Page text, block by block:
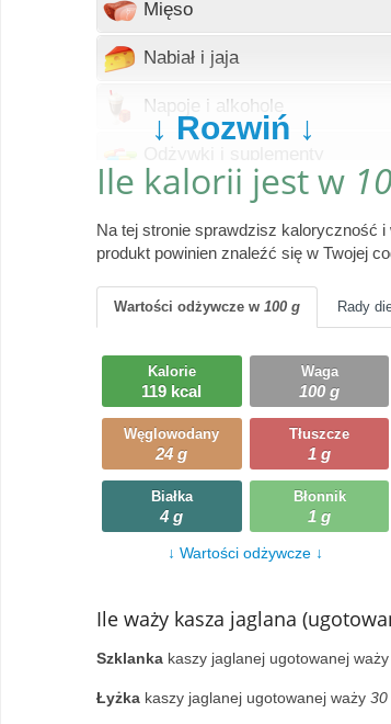
Mięso
Wczytywanie
Nabiał i jaja
Wczytywanie
Napoje i alkohole
Wczytywanie
Wczytywanie
Wczytywanie
Pieczywo
Wczytywanie
Produkty gotowe
Wczytywanie
Ryby i owoce morza
Wczytywanie
Słodycze, desery, ciasta
Wczytywanie
Warzywa
Wczytywanie
Wczytywanie
↓ Rozwiń ↓
Ile kalorii jest w
Na tej stronie sprawdzisz kaloryczność
produkt powinien znaleźć się w Twojej
Wartości odżywcze w 100 g Rady
Kalorie
119 kcal
Waga
100 g
Węglowodany
24 g
Tłuszcze
1 g
Białka
4 g
Błonnik
1 g
↓ Wartości odżywcze ↓
Ile waży kasza jaglana
Szklanka kaszy jaglanej ugotowanej waży
Łyżka kaszy jaglanej ugotowanej waży 30